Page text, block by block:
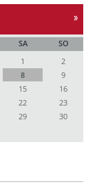
SA
SO
1
2
8
9
15
16
22
23
29
30